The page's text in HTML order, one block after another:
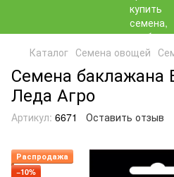
Каталог Семена овощей
Семена баклажана
Леда Агро
Артикул: 6671 Оставить отзыв
Распродажа
−10%